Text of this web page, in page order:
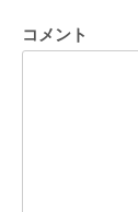
コメント